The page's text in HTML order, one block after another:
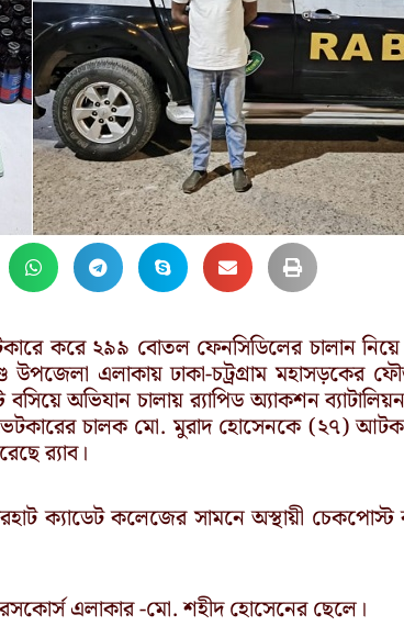
করে ২৯৯ বোতল ফেনসিডিলের চালান নিয়ে
এলাকায় ঢাকা-চট্রগ্রাম মহাসড়কের
অভিযান চালায় র‍্যাপিড অ্যাকশন
চালক মো. মুরাদ হোসেনকে (২৭)
র‍্যাব।
ক্যাডেট কলেজের সামনে অস্থায়ী চেকপোস্ট
এলাকার -মো. শহীদ হোসেনের ছেলে।